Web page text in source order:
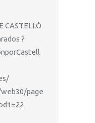
CASTELLÓ
?
page